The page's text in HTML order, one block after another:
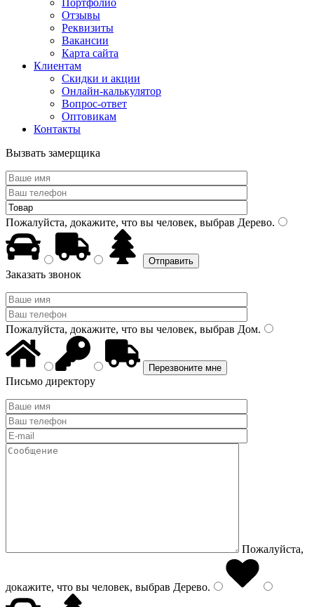
Портфолио
Отзывы
Реквизиты
Вакансии
Карта сайта
Клиентам
Скидки и акции
Онлайн-калькулятор
Вопрос-ответ
Оптовикам
Контакты
Вызвать замерщика
Пожалуйста, докажите, что вы человек, выбрав Дерево.
Заказать звонок
Пожалуйста, докажите, что вы человек, выбрав Дом.
Письмо директору
Пожалуйста,
докажите, что вы человек, выбрав Дерево.